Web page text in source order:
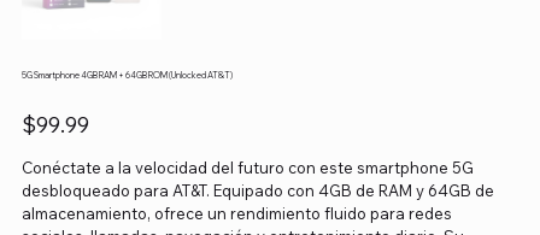
5G Smartphone 4GB RAM + 64GB ROM (Unlocked AT&T)
Precio
$99.99
Conéctate a la velocidad del futuro con este smartphone 5G
desbloqueado para AT&T. Equipado con 4GB de RAM y 64GB de
almacenamiento, ofrece un rendimiento fluido para redes